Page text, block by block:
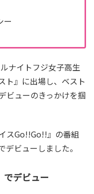
ー
ナイトフジ女子高生
ト』に出場し、ベスト
ビューのきっかけを掴
スGo!!Go!!』の番組
ビューしました。
デビュー